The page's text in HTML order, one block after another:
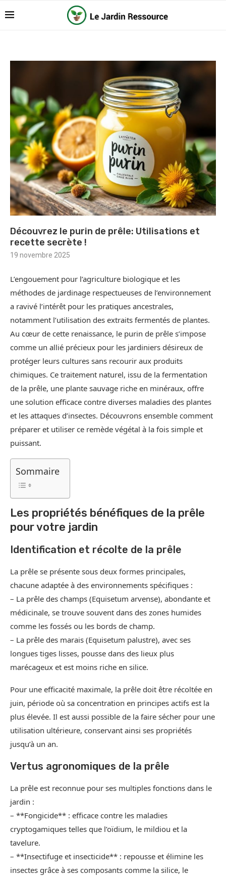
Découvrez le purin de prêle: Utilisations et
recette secrète !
19 novembre 2025
L’engouement pour l’agriculture biologique et les
méthodes de jardinage respectueuses de l’environnement
a ravivé l’intérêt pour les pratiques ancestrales,
notamment l’utilisation des extraits fermentés de plantes.
Au cœur de cette renaissance, le purin de prêle s’impose
comme un allié précieux pour les jardiniers désireux de
protéger leurs cultures sans recourir aux produits
chimiques. Ce traitement naturel, issu de la fermentation
de la prêle, une plante sauvage riche en minéraux, offre
une solution efficace contre diverses maladies des plantes
et les attaques d’insectes. Découvrons ensemble comment
préparer et utiliser ce remède végétal à la fois simple et
puissant.
Sommaire
Les propriétés bénéfiques de la prêle
pour votre jardin
Identification et récolte de la prêle
La prêle se présente sous deux formes principales,
chacune adaptée à des environnements spécifiques :
– La prêle des champs (Equisetum arvense), abondante et
médicinale, se trouve souvent dans des zones humides
comme les fossés ou les bords de champ.
– La prêle des marais (Equisetum palustre), avec ses
longues tiges lisses, pousse dans des lieux plus
marécageux et est moins riche en silice.
Pour une efficacité maximale, la prêle doit être récoltée en
juin, période où sa concentration en principes actifs est la
plus élevée. Il est aussi possible de la faire sécher pour une
utilisation ultérieure, conservant ainsi ses propriétés
jusqu’à un an.
Vertus agronomiques de la prêle
La prêle est reconnue pour ses multiples fonctions dans le
jardin :
– **Fongicide** : efficace contre les maladies
cryptogamiques telles que l’oïdium, le mildiou et la
tavelure.
– **Insectifuge et insecticide** : repousse et élimine les
insectes grâce à ses composants comme la silice, le